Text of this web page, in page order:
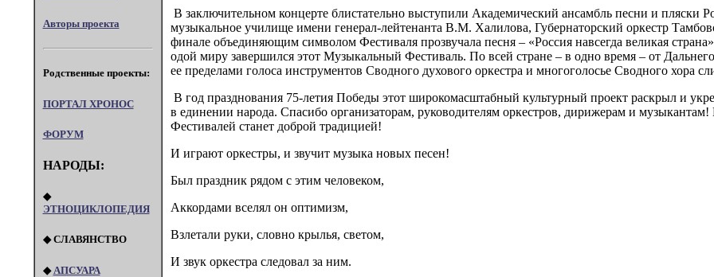
Авторы проекта
Родственные проекты:
ПОРТАЛ XPOHOC
ФОРУМ
НАРОДЫ:
◆
ЭТНОЦИКЛОПЕДИЯ
◆ СЛАВЯНСТВО
◆ АПСУАРА
В заключительном концерте блистательно выступили Академический ансамбль песни и
музыкальное училище имени генерал-лейтенанта В.М. Халилова, Губернаторский оркестр
финале объединяющим символом Фестиваля прозвучала песня – «Россия навсегда великая
одой миру завершился этот Музыкальный Фестиваль. По всей стране – в одно время – от
ее пределами голоса инструментов Сводного духового оркестра и многоголосье Сводного хора
В год празднования 75-летия Победы этот широкомасштабный культурный проект раскрыл и
в единении народа. Спасибо организаторам, руководителям оркестров, дирижерам и
Фестивалей станет доброй традицией!
И играют оркестры, и звучит музыка новых песен!
Был праздник рядом с этим человеком,
Аккордами вселял он оптимизм,
Взлетали руки, словно крылья, светом,
И звук оркестра следовал за ним.